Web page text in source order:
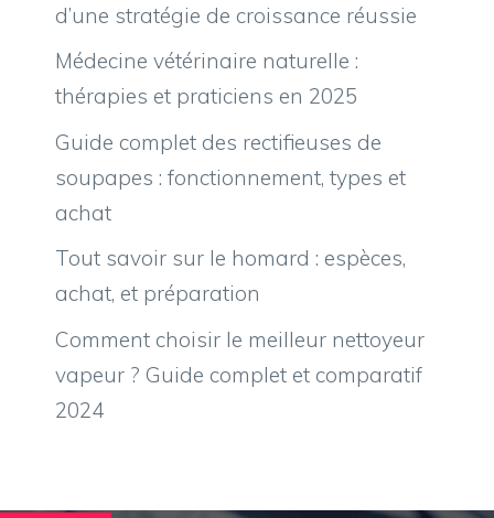
d’une stratégie de croissance réussie
Médecine vétérinaire naturelle :
thérapies et praticiens en 2025
Guide complet des rectifieuses de
soupapes : fonctionnement, types et
achat
Tout savoir sur le homard : espèces,
achat, et préparation
Comment choisir le meilleur nettoyeur
vapeur ? Guide complet et comparatif
2024